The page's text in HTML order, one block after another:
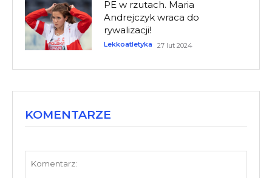
PE w rzutach. Maria
Andrejczyk wraca do
rywalizacji!
Lekkoatletyka 27 lut 2024
KOMENTARZE